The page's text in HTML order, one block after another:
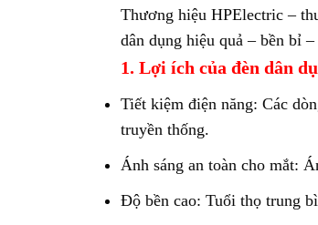
Thương hiệu HPElectric –
dân dụng hiệu quả – bền bỉ
1. Lợi ích của đèn dân
Tiết kiệm điện năng: Các
truyền thống.
Ánh sáng an toàn cho mắt:
Độ bền cao: Tuổi thọ trung